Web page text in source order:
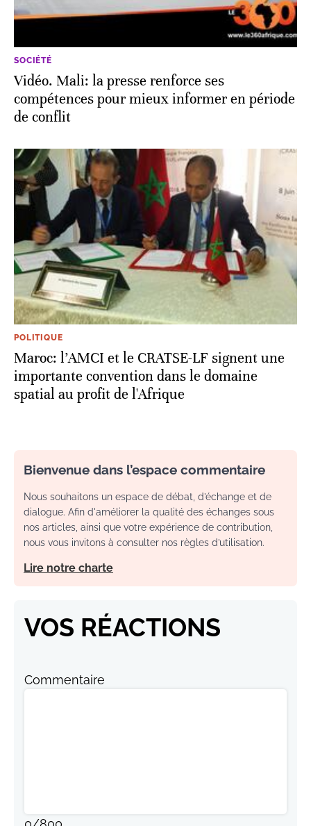
SOCIÉTÉ
Vidéo. Mali: la presse renforce ses
compétences pour mieux informer en période
de conflit
POLITIQUE
Maroc: l’AMCI et le CRATSE-LF signent une
importante convention dans le domaine
spatial au profit de l'Afrique
Bienvenue dans l’espace commentaire
Nous souhaitons un espace de débat, d’échange et de
dialogue. Afin d'améliorer la qualité des échanges sous
nos articles, ainsi que votre expérience de contribution,
nous vous invitons à consulter nos règles d’utilisation.
Lire notre charte
VOS RÉACTIONS
Commentaire